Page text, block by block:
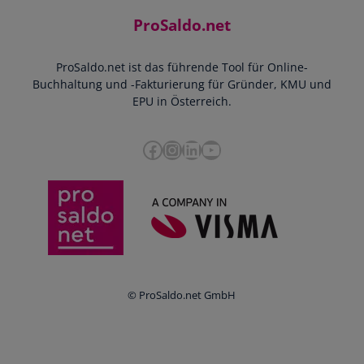
Presse
Datenschutz
Doppelte Buchführung
Bankdatenimport
Zusammenarbeit mit Steuerberater
e-Rechnung an den Bund
Blog
Ratgeber
Newsletter
ProSaldo.net
ProSaldo.net ist das führende Tool für Online-
Buchhaltung und -Fakturierung für Gründer, KMU und
EPU in Österreich.
Facebook InstagramLinkedIn YouTube
© ProSaldo.net GmbH